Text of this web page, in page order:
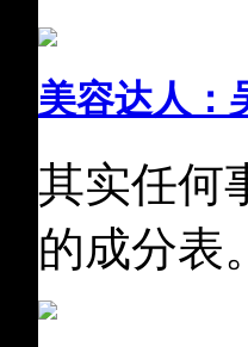
美容达人：
其实任何
的成分表。